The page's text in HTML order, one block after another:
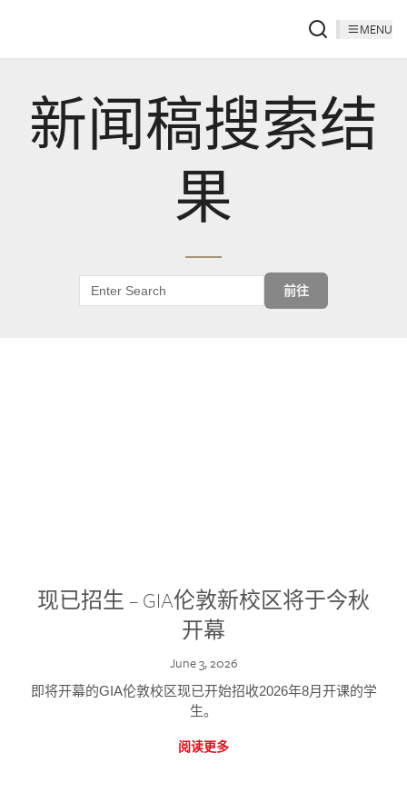
MENU
新闻稿搜索结
果
前往
现已招生 – GIA伦敦新校区将于今秋
开幕
June 3, 2026
即将开幕的GIA伦敦校区现已开始招收2026年8月开课的学
生。
阅读更多